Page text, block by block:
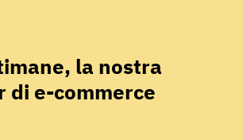
la nostra
di e-commerce